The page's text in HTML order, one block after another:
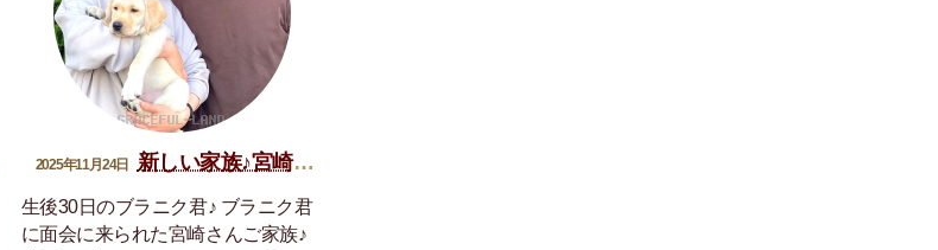
2025年11月24日 新しい家族♪宮崎ブラニク君
生後30日のブラニク君♪ ブラニク君
に面会に来られた宮崎さんご家族♪